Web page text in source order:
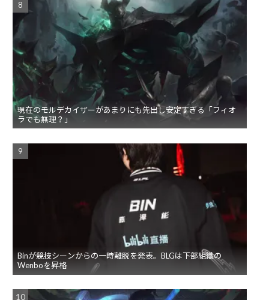
現在のモルデカイザーがあまりにも先出し安定すぎる「フィオ
ラでも無理？」
Binが競技シーンからの一時離脱を発表。BLGは下部組織の
Wenboを昇格